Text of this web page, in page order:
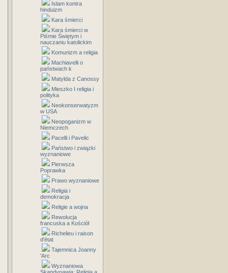
Islam kontra
hinduizm
Kara śmierci
Kara śmierci w
Piśmie Świętym i
nauczaniu katolickim
Komunizm a religia
Machiavelli o
państwach k
Matylda z Canossy
Mieszko I religia i
polityka
Neokonserwatyzm
w USA
Neopoganizm w
Niemczech
Pacelli i Pavelic
Państwo i związki
wyznaniowe
Pierwsza
Poprawka
Prawo wyznaniowe
Religia i
demokracja
Religie a wojna
Rewolucja
francuska a Kościół
Richelieu i raison
d'état
Tajemnica Joanny
'Arc
Wyznaniowa